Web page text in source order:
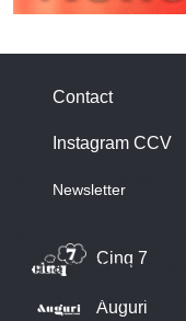
Contact
Instagram CCV
Newsletter
Cinq 7
Auguri
aident à améliorer ce
traceurs). Vous